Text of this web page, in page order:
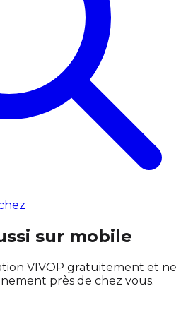
sur mobile
VIVOP gratuitement et ne
près de chez vous.